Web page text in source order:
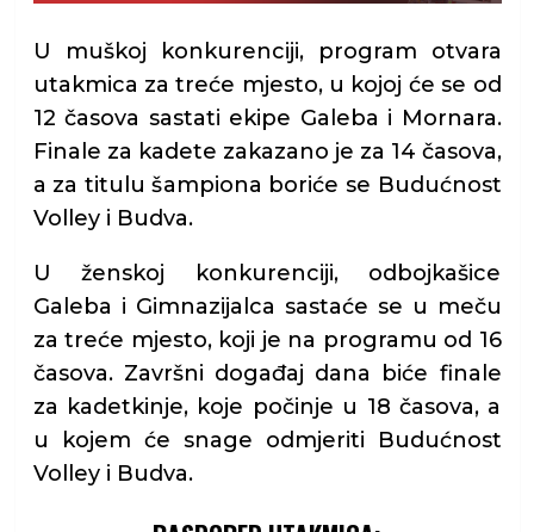
U muškoj konkurenciji, program otvara
utakmica za treće mjesto, u kojoj će se od
12 časova sastati ekipe Galeba i Mornara.
Finale za kadete zakazano je za 14 časova,
a za titulu šampiona boriće se Budućnost
Volley i Budva.
U ženskoj konkurenciji, odbojkašice
Galeba i Gimnazijalca sastaće se u meču
za treće mjesto, koji je na programu od 16
časova. Završni događaj dana biće finale
za kadetkinje, koje počinje u 18 časova, a
u kojem će snage odmjeriti Budućnost
Volley i Budva.